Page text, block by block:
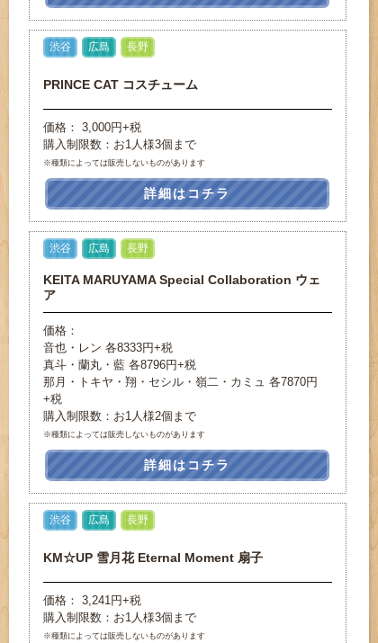
渋谷 広島 長野
PRINCE CAT コスチューム
価格： 3,000円+税
購入制限数：お1人様3個まで
※種類によっては販売しないものがあります
詳細はコチラ
渋谷 広島 長野
KEITA MARUYAMA Special Collaboration ウェ
ア
価格：
音也・レン 各8333円+税
真斗・蘭丸・藍 各8796円+税
那月・トキヤ・翔・セシル・嶺二・カミュ 各7870円
+税
購入制限数：お1人様2個まで
※種類によっては販売しないものがあります
詳細はコチラ
渋谷 広島 長野
KM☆UP 雪月花 Eternal Moment 扇子
価格： 3,241円+税
購入制限数：お1人様3個まで
※種類によっては販売しないものがあります